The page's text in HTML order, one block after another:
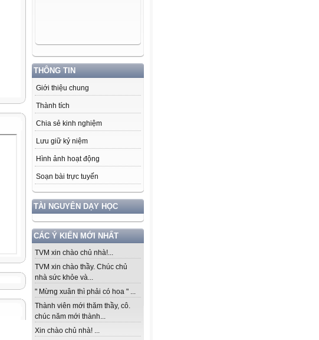
THÔNG TIN
Giới thiệu chung
Thành tích
Chia sẻ kinh nghiệm
Lưu giữ kỷ niệm
Hình ảnh hoạt động
Soạn bài trực tuyến
TÀI NGUYÊN DẠY HỌC
CÁC Ý KIẾN MỚI NHẤT
TVM xin chào chủ nhà!...
TVM xin chào thầy. Chúc chủ
nhà sức khỏe và...
" Mừng xuân thì phải có hoa " ...
Thành viên mới thăm thầy, cô.
chúc năm mới thành...
Xin chào chủ nhà! ...